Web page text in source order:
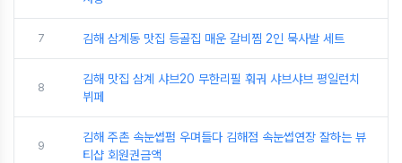
7 김해 삼계동 맛집 등골집 매운 갈비찜 2인 묵사발 세트
8
김해 맛집 삼계 샤브20 무한리필 훠궈 샤브샤브 평일런치
뷔페
9
김해 주촌 속눈썹펌 우며들다 김해점 속눈썹연장 잘하는 뷰
티샵 회원권금액